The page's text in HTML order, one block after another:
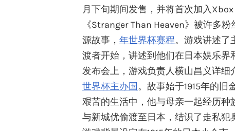
月下旬期间发售，并将首次加入Xbox
《Stranger Than Heaven》被许多
源故事， 年世界杯赛程。游戏讲述了
渡者开始，讲述到他们在日本娱乐界
发布会上，游戏负责人横山昌义详细
世界杯主办国。故事始于1915年的
艰苦的生活中，他与母亲一起经历
与新城优偷渡至日本，结识了走私犯